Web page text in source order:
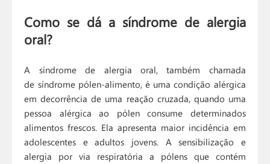
Como se dá a síndrome de alergia
oral?
A síndrome de alergia oral, também chamada
de síndrome pólen-alimento, é uma condição alérgica
em decorrência de uma reação cruzada, quando uma
pessoa alérgica ao pólen consume determinados
alimentos frescos. Ela apresenta maior incidência em
adolescentes e adultos jovens. A sensibilização e
alergia por via respiratória a pólens que contém